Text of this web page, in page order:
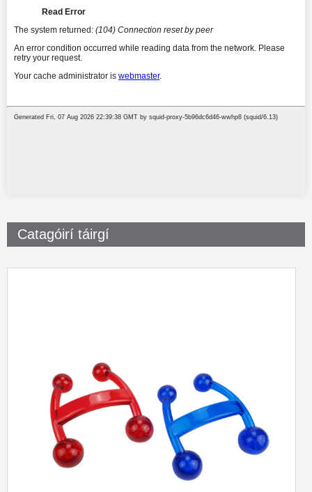
Catagóirí táirgí